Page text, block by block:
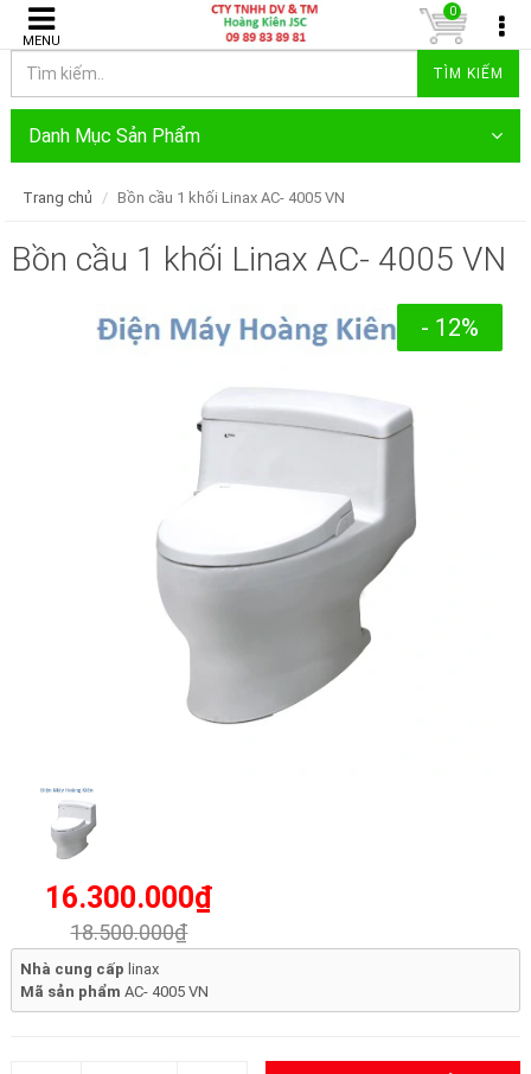
MENU
TÌM KIẾM
0
Danh Mục Sản Phẩm
Trang chủ Bồn cầu 1 khối Linax AC- 4005 VN
Bồn cầu 1 khối Linax AC- 4005 VN
- 12%
16.300.000₫
18.500.000₫
Nhà cung cấp linax
Mã sản phẩm AC- 4005 VN